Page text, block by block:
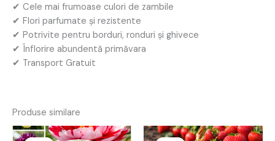
✔ Cele mai frumoase culori de zambile
✔ Flori parfumate și rezistente
✔ Potrivite pentru borduri, ronduri și ghivece
✔ Înflorire abundentă primăvara
✔ Transport Gratuit
Produse similare
Prețul
Prețul
Prețul
Prețul